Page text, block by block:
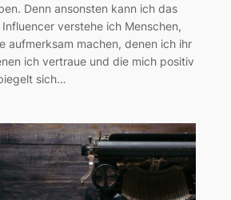
Denn ansonsten kann ich das
verstehe ich Menschen,
aufmerksam machen, denen ich ihr
ich vertraue und die mich positiv
sich…